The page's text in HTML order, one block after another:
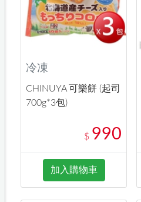
冷凍
CHINUYA 可樂餅 (起司
700g*3包)
$ 990
加入購物車